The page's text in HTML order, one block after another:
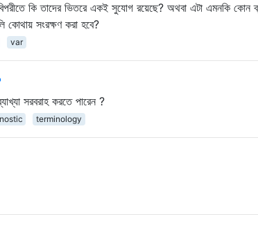
কি তাদের ভিতরে একই সুযোগ রয়েছে? অথবা এটা এমনকি কোন
কোথায় সংরক্ষণ করা হবে?
var
সরবরাহ করতে পারেন ?
terminology